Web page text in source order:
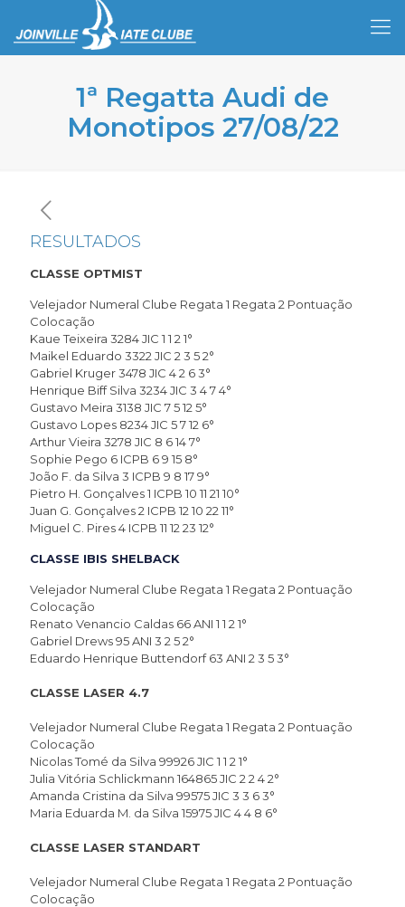
1ª Regatta Audi de
Monotipos 27/08/22
RESULTADOS
CLASSE OPTMIST
Velejador Numeral Clube Regata 1 Regata 2 Pontuação
Colocação
Kaue Teixeira 3284 JIC 1 1 2 1°
Maikel Eduardo 3322 JIC 2 3 5 2°
Gabriel Kruger 3478 JIC 4 2 6 3°
Henrique Biff Silva 3234 JIC 3 4 7 4°
Gustavo Meira 3138 JIC 7 5 12 5°
Gustavo Lopes 8234 JIC 5 7 12 6°
Arthur Vieira 3278 JIC 8 6 14 7°
Sophie Pego 6 ICPB 6 9 15 8°
João F. da Silva 3 ICPB 9 8 17 9°
Pietro H. Gonçalves 1 ICPB 10 11 21 10°
Juan G. Gonçalves 2 ICPB 12 10 22 11°
Miguel C. Pires 4 ICPB 11 12 23 12°
CLASSE IBIS SHELBACK
Velejador Numeral Clube Regata 1 Regata 2 Pontuação
Colocação
Renato Venancio Caldas 66 ANI 1 1 2 1°
Gabriel Drews 95 ANI 3 2 5 2°
Eduardo Henrique Buttendorf 63 ANI 2 3 5 3°
CLASSE LASER 4.7
Velejador Numeral Clube Regata 1 Regata 2 Pontuação
Colocação
Nicolas Tomé da Silva 99926 JIC 1 1 2 1°
Julia Vitória Schlickmann 164865 JIC 2 2 4 2°
Amanda Cristina da Silva 99575 JIC 3 3 6 3°
Maria Eduarda M. da Silva 15975 JIC 4 4 8 6°
CLASSE LASER STANDART
Velejador Numeral Clube Regata 1 Regata 2 Pontuação
Colocação